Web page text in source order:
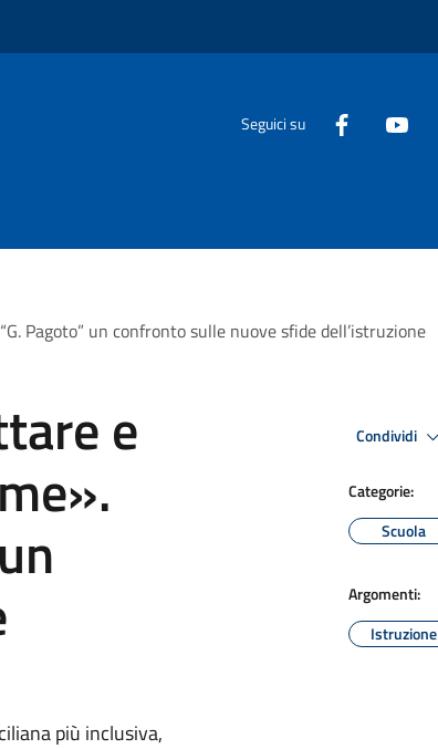
Seguici su
Pagoto” un confronto sulle nuove sfide dell’istruzione
e
più inclusiva,
Condividi
Categorie:
Scuola
Argomenti:
Istruzione